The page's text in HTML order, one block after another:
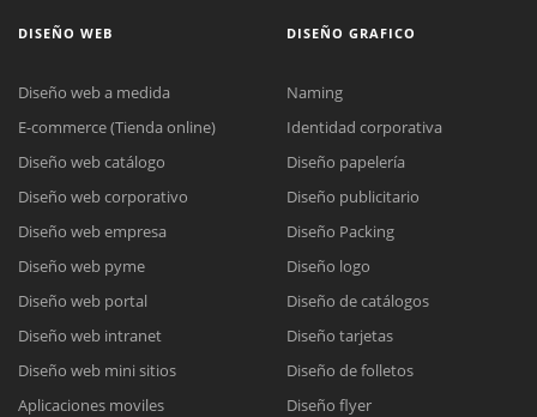
DISEÑO WEB
Diseño web a medida
E-commerce (Tienda online)
Diseño web catálogo
Diseño web corporativo
Diseño web empresa
Diseño web pyme
Diseño web portal
Diseño web intranet
Diseño web mini sitios
Aplicaciones moviles
DISEÑO GRAFICO
Naming
Identidad corporativa
Diseño papelería
Diseño publicitario
Diseño Packing
Diseño logo
Diseño de catálogos
Diseño tarjetas
Diseño de folletos
Diseño flyer